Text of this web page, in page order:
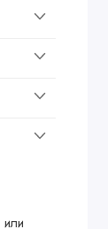
или